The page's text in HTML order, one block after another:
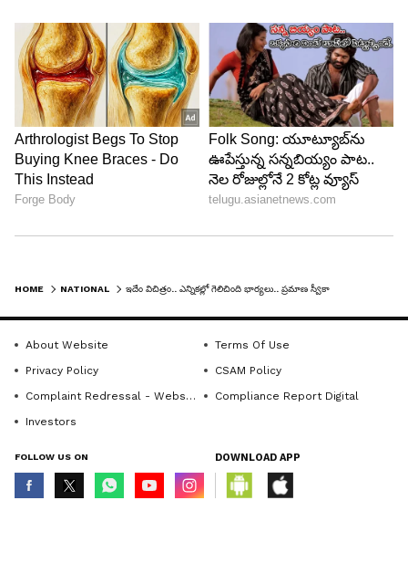
HOME NATIONAL
About Website
Terms Of Use
Privacy Policy
CSAM Policy
Complaint Redressal - Website
Compliance Report Digital
Investors
FOLLOW US ON DOWNLOAD APP